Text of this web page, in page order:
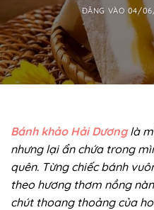
ĐĂNG VÀO 04/
Bánh khảo Hải Dươnglà
nhưng lại ẩn chứa trong
quên. Từng chiếc bánh
theo hương thơm nồng
chút thoang thoảng của